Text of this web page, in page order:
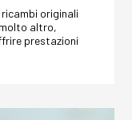
originali
altro,
prestazioni